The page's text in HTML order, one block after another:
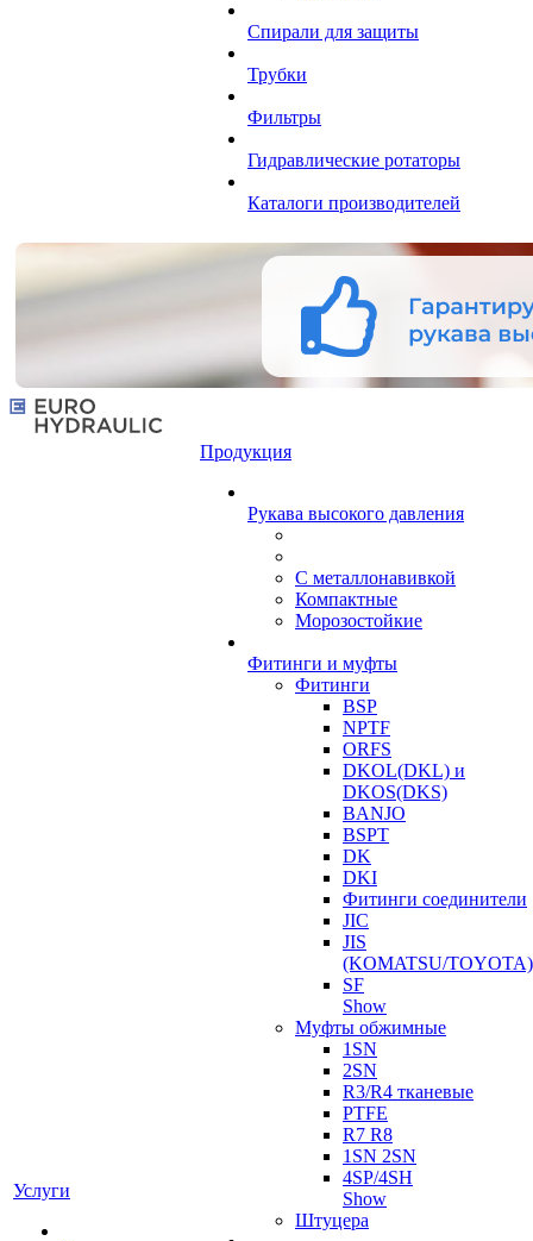
Спирали для защиты
Трубки
Фильтры
Гидравлические ротаторы
Каталоги производителей
Услуги
Продукция
Рукава высокого давления
С металлонавивкой
Компактные
Морозостойкие
Фитинги и муфты
Фитинги
BSP
NPTF
ORFS
DKOL(DKL) и
DKOS(DKS)
BANJO
BSPT
DK
DKI
Фитинги соединители
JIC
JIS
(KOMATSU/TOYOTA)
SF
Show
Муфты обжимные
1SN
2SN
R3/R4 тканевые
PTFE
R7 R8
1SN 2SN
4SP/4SH
Show
Штуцера